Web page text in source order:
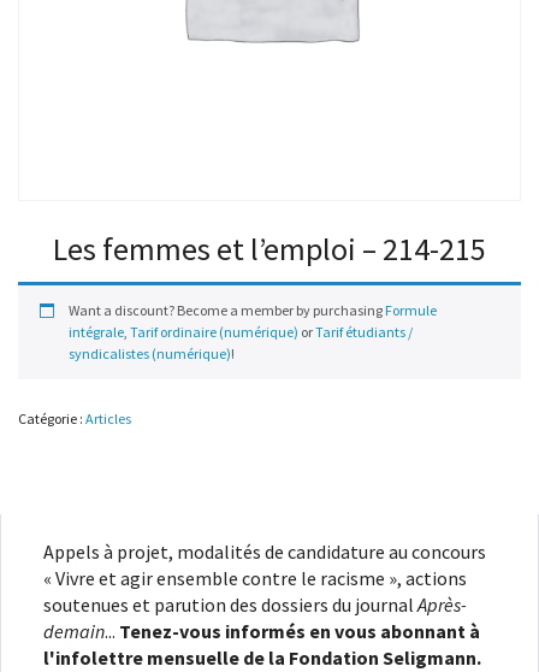
Les femmes et l’emploi – 214-215
Want a discount? Become a member by purchasing Formule
intégrale, Tarif ordinaire (numérique) orTarif étudiants /
syndicalistes (numérique)!
Catégorie : Articles
Appels à projet, modalités de candidature au concours
« Vivre et agir ensemble contre le racisme », actions
soutenues et parution des dossiers du journalAprès-
demain... Tenez-vous informés en vous abonnant à
l'infolettre mensuelle de la Fondation Seligmann.